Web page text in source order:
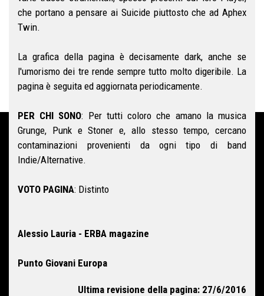
che portano a pensare ai Suicide piuttosto che ad Aphex
Twin.
La grafica della pagina è decisamente dark, anche se
l'umorismo dei tre rende sempre tutto molto digeribile. La
pagina è seguita ed aggiornata periodicamente.
PER CHI SONO: Per tutti coloro che amano la musica
Grunge, Punk e Stoner e, allo stesso tempo, cercano
contaminazioni provenienti da ogni tipo di band
Indie/Alternative.
VOTO PAGINA: Distinto
Alessio Lauria - ERBA magazine
Punto Giovani Europa
Ultima revisione della pagina: 27/6/2016